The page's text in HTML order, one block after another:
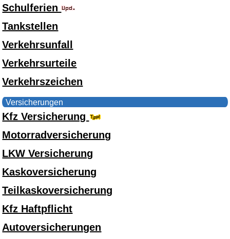
Schulferien
Tankstellen
Verkehrsunfall
Verkehrsurteile
Verkehrszeichen
Versicherungen
Kfz Versicherung
Motorradversicherung
LKW Versicherung
Kaskoversicherung
Teilkaskoversicherung
Kfz Haftpflicht
Autoversicherungen